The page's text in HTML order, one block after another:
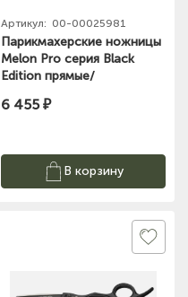
Артикул: 00-00025981
Парикмахерские ножницы
Melon Pro серия Black
Edition прямые/
6 455 ₽
В корзину